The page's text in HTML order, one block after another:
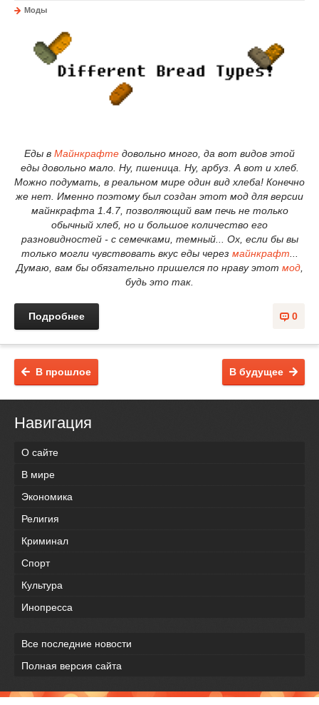
Моды
Еды в Майнкрафте довольно много, да вот видов этой
еды довольно мало. Ну, пшеница. Ну, арбуз. А вот и хлеб.
Можно подумать, в реальном мире один вид хлеба! Конечно
же нет. Именно поэтому был создан этот мод для версии
майнкрафта 1.4.7, позволяющий вам печь не только
обычный хлеб, но и большое количество его
разновидностей - с семечками, темный... Ох, если бы вы
только могли чувствовать вкус еды через майнкрафт...
Думаю, вам бы обязательно пришелся по нраву этот мод,
будь это так.
0
Подробнее
В будущее
В прошлое
Навигация
О сайте
В мире
Экономика
Религия
Криминал
Спорт
Культура
Инопресса
Все последние новости
Полная версия сайта